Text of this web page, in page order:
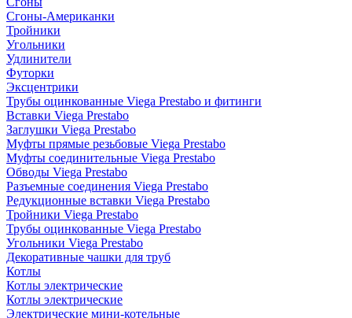
Сгоны-Американки
Тройники
Угольники
Удлинители
Футорки
Эксцентрики
Трубы оцинкованные Viega Prestabo и фитинги
Вставки Viega Prestabo
Заглушки Viega Prestabo
Муфты прямые резьбовые Viega Prestabo
Муфты соединительные Viega Prestabo
Обводы Viega Prestabo
Разъемные соединения Viega Prestabo
Редукционные вставки Viega Prestabo
Тройники Viega Prestabo
Трубы оцинкованные Viega Prestabo
Угольники Viega Prestabo
Декоративные чашки для труб
Котлы
Котлы электрические
Котлы электрические
Электрические мини-котельные